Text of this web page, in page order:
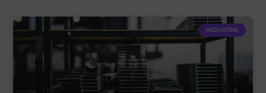
INDUSTRIE